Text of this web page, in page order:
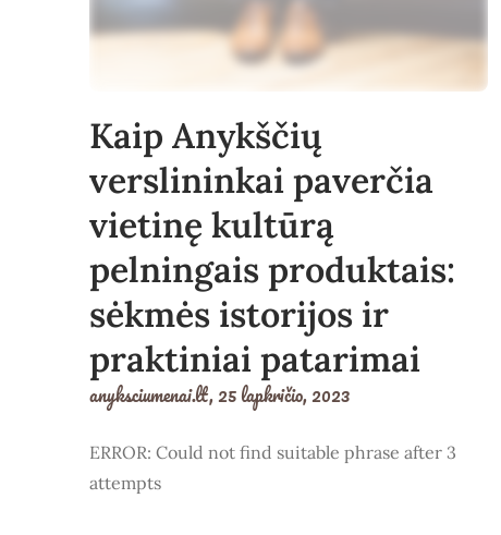
Kaip Anykščių
verslininkai paverčia
vietinę kultūrą
pelningais produktais:
sėkmės istorijos ir
praktiniai patarimai
anyksciumenai.lt,25 lapkričio, 2023
ERROR: Could not find suitable phrase after 3
attempts